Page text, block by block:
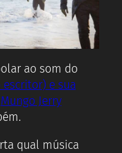
ao som do
e sua
Mungo Jerry
qual música